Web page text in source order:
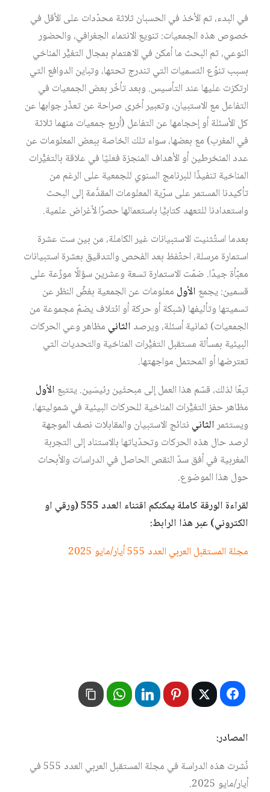
في البدء، تم الأخذ في الحسبان ثلاثة محدّدات على الأقل في
خصوص هذه الجمعيات: تنويع الانتماء الجغرافي، والحضور
النوعي، ثم البحث ما أمكن في الاهتمام بمجال التغيُّر المناخي
بسبب تنوّع التسميات التي تندرج تحتها، وتباين الدوافع التي
ارتكزت عليها عند التأسيس. وبعد تأخّر بعض الجمعيات في
التفاعل مع الاستبيان، وتعبير أخرى صراحة عن تعذّر جوابها عن
كل الأسئلة أو إحجامها عن التفاعل (أربع جمعيات منهما ثلاثة
في المغرب) مع بعضها، سواء تلك الخاصة ببعض المعلومات عن
عدد المنخرطين أو الأهداف المنجزة فعليّا في علاقة بالتغيُّرات
المناخية تنفيذًا للبرنامج السنوي للجمعية على الرغم من
تأكيدنا المستمر على سرّية المعلومات المقدَّمة إلى البحث
واستعدادنا للتعهد كتابيًّا باستعمالها حصرًا لأغراض علمية.
بعدما استُثنيت الاستبيانات غير الكاملة، من بين ست عشرة
استمارة مرسلة، احتُفظ بعد الفحص والتدقيق بعشرة استبيانات
معبّأة جيدًا. ضمّت الاستمارة تسعة وعشرين سؤالًا موزّعة على
قسمين: يجمع الأول معلومات عن الجمعية بغضِّ النظر عن
تسميتها وتأليفها (شبكة أو حركة أو ائتلاف يضمّ مجموعة من
الجمعيات) ثمانية أسئلة، ويرصد الثاني مظاهر وعي الحركات
البيئية بمسألة مستقبل التغيُّرات المناخية والتحديات التي
تعترضها أو المحتمل مواجهتها.
تبعًا لذلك، قسّم هذا العمل إلى مبحثَين رئيسَين. يتتبع الأول
مظاهر حفز التغيُّرات المناخية للحركات البيئية في شموليتها،
ويستثمرالثاني نتائج الاستبيان والمقابلات نصف الموجهة
لرصد حال هذه الحركات وتحدّياتها بالاستناد إلى التجربة
المغربية في أفق سدّ النقص الحاصل في الدراسات والأبحاث
حول هذا الموضوع.
لقراءة الورقة كاملة يمكنكم اقتناء العدد 555 (ورقي او
الكتروني) عبر هذا الرابط:
مجلة المستقبل العربي العدد 555 أيار/مايو 2025
المصادر:
نُشرت هذه الدراسة في مجلة المستقبل العربي العدد 555 في
أيار/مايو 2025.